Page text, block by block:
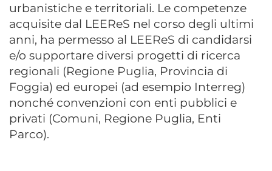
urbanistiche e territoriali. Le competenze
acquisite dal LEEReS nel corso degli ultimi
anni, ha permesso al LEEReS di candidarsi
e/o supportare diversi progetti di ricerca
regionali (Regione Puglia, Provincia di
Foggia) ed europei (ad esempio Interreg)
nonché convenzioni con enti pubblici e
privati (Comuni, Regione Puglia, Enti
Parco).